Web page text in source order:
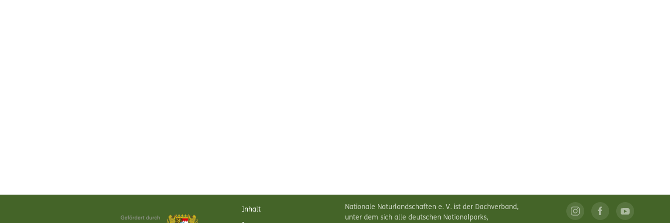
Inhalt
Nationale Naturlandschaften e. V. ist der Dachverband,
unter dem sich alle deutschen Nationalparks,